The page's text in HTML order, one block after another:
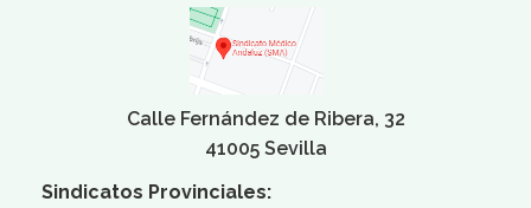
Calle Fernández de Ribera, 32
41005 Sevilla
Sindicatos Provinciales: